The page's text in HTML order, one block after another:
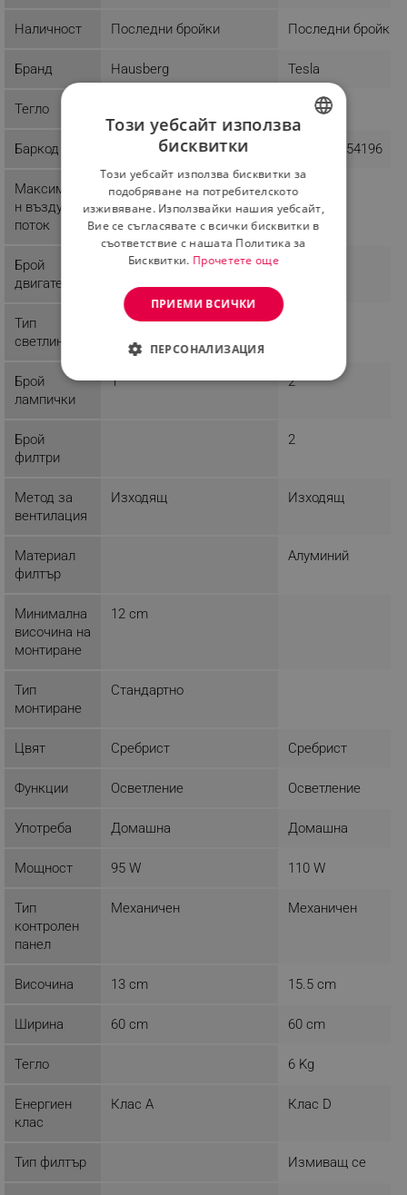
Наличност Последни бройки Последни бройки
Бранд Hausberg Tesla
Тегло 5.4 kg
Баркод 6423808016570 8606018854196
Mаксимале
н въздушен
поток
280 м³/н 280 м³/н
Брой
двигатели
Тип
светлина
Брой
лампички
1 2
Брой
филтри
2
Метод за
вентилация
Изходящ Изходящ
Материал
филтър
Алуминий
Минимална
височина на
монтиране
12 cm
Тип
монтиране
Стандартно
Цвят Сребрист Сребрист
Функции Осветление Осветление
Употреба Домашна Домашна
Мощност 95 W 110 W
Тип
контролен
панел
Механичен Механичен
Височина 13 cm 15.5 cm
Ширина 60 cm 60 cm
Тегло 6 Kg
Енергиен
клас
Клас A Клас D
Тип филтър Измиващ се
Този уебсайт използва
бисквитки
Този уебсайт използва бисквитки за
подобряване на потребителското
изживяване. Използвайки нашия уебсайт,
Вие се съгласявате с всички бисквитки в
съответствие с нашата Политика за
Бисквитки. Прочетете още
ПРИЕМИ ВСИЧКИ
ПЕРСОНАЛИЗАЦИЯ
СТРОГО НЕОБХОДИМО
ФУНКЦИОНАЛНОСТ
Строго необходимо
Строго необходимите бисквитки позволяват
акаунта. Уебсайтът не може да се използва
правилно без строго необходими бисквитки.
Име
Provider /
Домейн
click_code_ps
.alleop.bg
_nzm_idnl_92166-7699
.alleop.bg
_nzm_noid_92166-7699
.alleop.bg
_sgf_push_permission_asked .alleop.bg